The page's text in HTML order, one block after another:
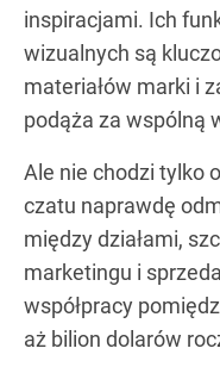
inspiracjami. Ich
wizualnych są
materiałów marki i
podąża za wspólną
Ale nie chodzi tylko
czatu naprawdę
między działami,
marketingu i
współpracy
aż bilion dolarów